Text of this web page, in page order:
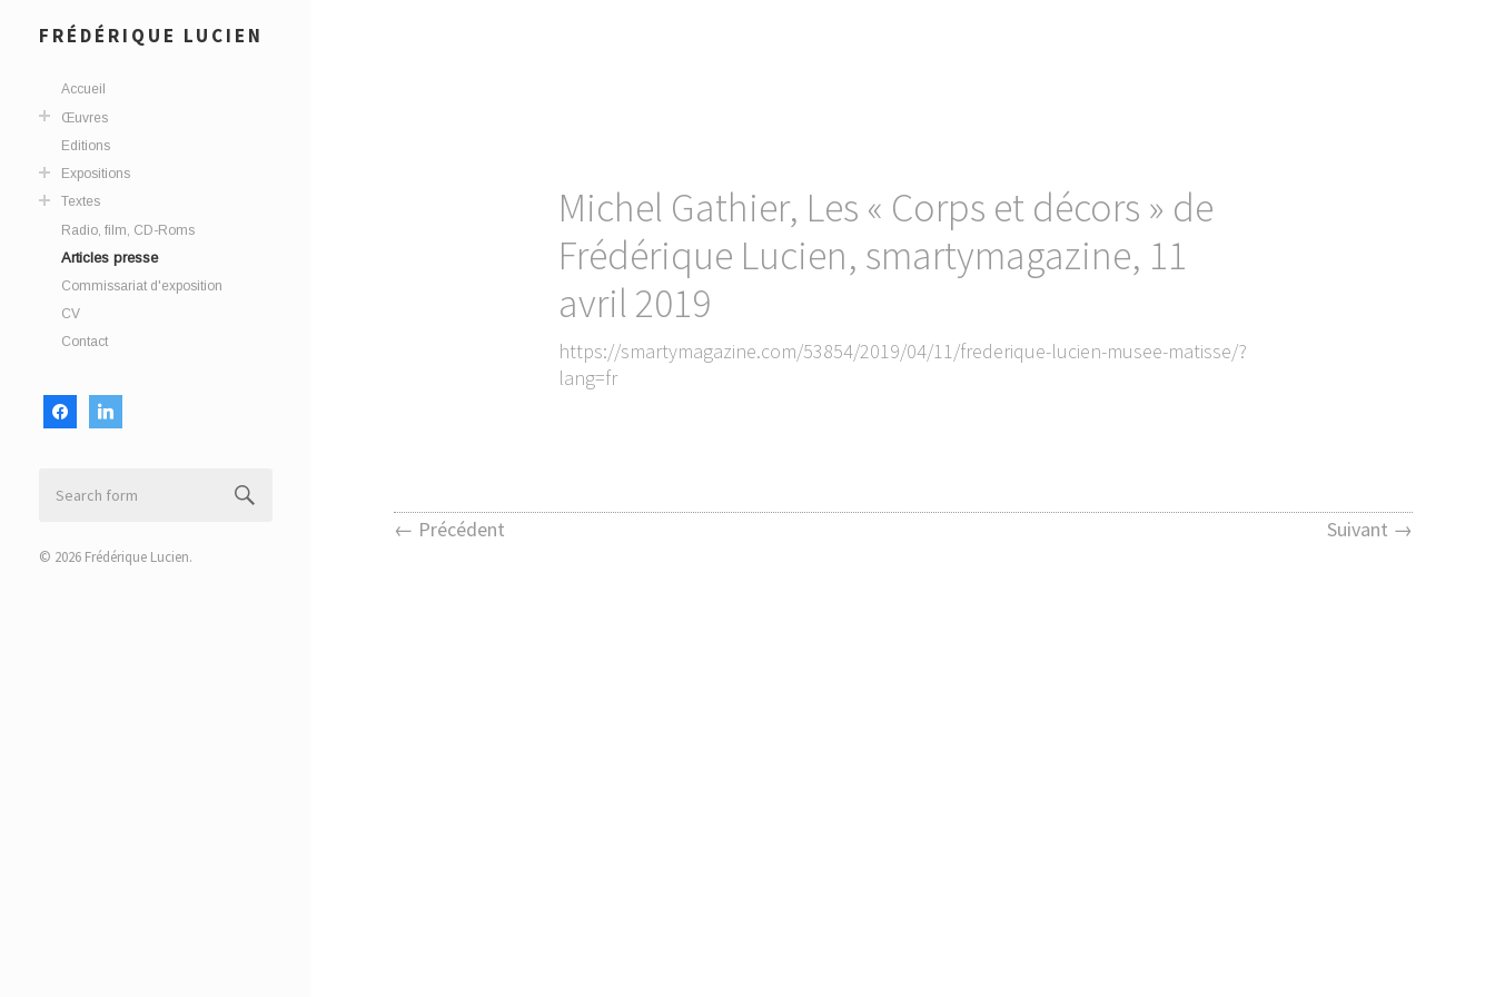
FRÉDÉRIQUE LUCIEN
Accueil
Œuvres
Editions
Expositions
Textes
Radio, film, CD-Roms
Articles presse
Commissariat d'exposition
CV
Contact
facebooklinkedin
© 2026 Frédérique Lucien.
Michel Gathier, Les « Corps et décors » de
Frédérique Lucien, smartymagazine, 11
avril 2019
https://smartymagazine.com/53854/2019/04/11/frederique-lucien-musee-matisse/?
lang=fr
← Précédent Suivant →